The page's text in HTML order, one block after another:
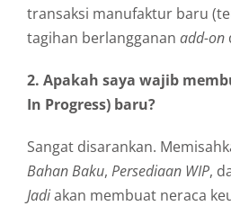
transaksi manufaktur baru
tagihan berlangganan add-on
2. Apakah saya wajib
In Progress) baru?
Sangat disarankan.
Bahan Baku, Persediaan WIP,
Jadiakan membuat neraca